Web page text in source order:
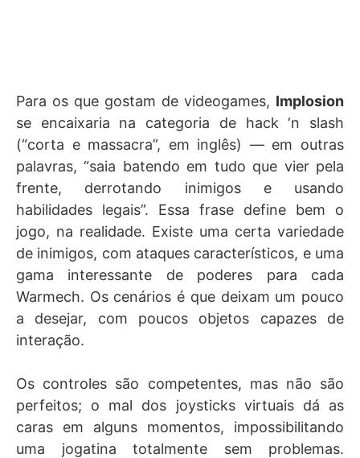
Para os que gostam de videogames, Implosion
se encaixaria na categoria de hack ‘n slash
(“corta e massacra”, em inglês) — em outras
palavras, “saia batendo em tudo que vier pela
frente, derrotando inimigos e usando
habilidades legais”. Essa frase define bem o
jogo, na realidade. Existe uma certa variedade
de inimigos, com ataques característicos, e uma
gama interessante de poderes para cada
Warmech. Os cenários é que deixam um pouco
a desejar, com poucos objetos capazes de
interação.
Os controles são competentes, mas não são
perfeitos; o mal dos joysticks virtuais dá as
caras em alguns momentos, impossibilitando
uma jogatina totalmente sem problemas.